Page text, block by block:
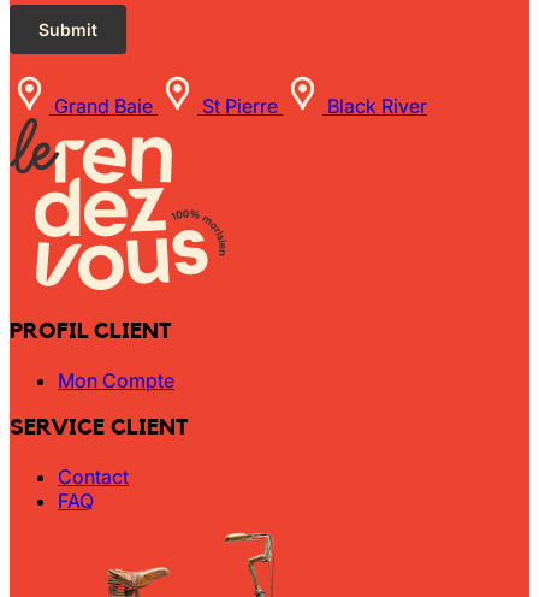
Grand Baie St Pierre Black River
PROFIL CLIENT
Mon Compte
SERVICE CLIENT
Contact
FAQ